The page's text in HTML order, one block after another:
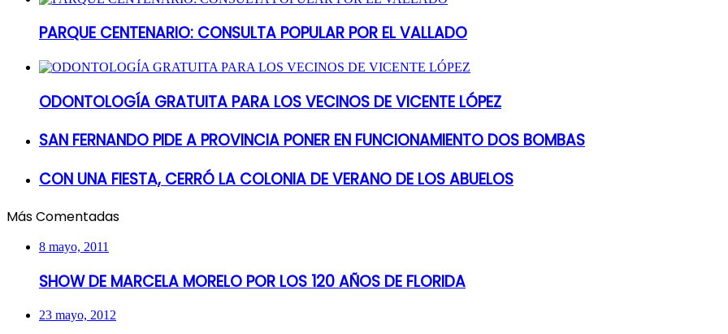
PARQUE CENTENARIO: CONSULTA POPULAR POR EL VALLADO
ODONTOLOGÍA GRATUITA PARA LOS VECINOS DE VICENTE LÓPEZ
SAN FERNANDO PIDE A PROVINCIA PONER EN FUNCIONAMIENTO DOS BOMBAS
CON UNA FIESTA, CERRÓ LA COLONIA DE VERANO DE LOS ABUELOS
Más Comentadas
8 mayo, 2011
SHOW DE MARCELA MORELO POR LOS 120 AÑOS DE FLORIDA
23 mayo, 2012